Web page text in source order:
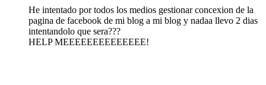
He intentado por todos los medios gestionar concexion de la
pagina de facebook de mi blog a mi blog y nadaa llevo 2 dias
intentandolo que sera???
HELP MEEEEEEEEEEEEEE!